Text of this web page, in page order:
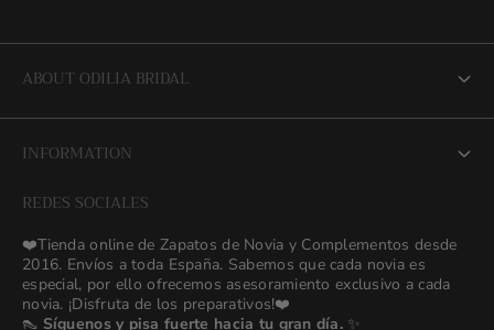
REDES SOCIALES
❤️Tienda online de Zapatos de Novia y Complementos desde
2016. Envíos a toda España. Sabemos que cada novia es
especial, por ello ofrecemos asesoramiento exclusivo a cada
novia. ¡Disfruta de los preparativos!❤️
👠 Síguenos y pisa fuerte hacia tu gran día. ✨
ABOUT ODILIA BRIDAL
Search
contact us
INFORMATION
⭐ Opiniones de Nuestras Novias 👰🏻
💒 Novias Reales 💍✨
🚚 Envío y Cambios